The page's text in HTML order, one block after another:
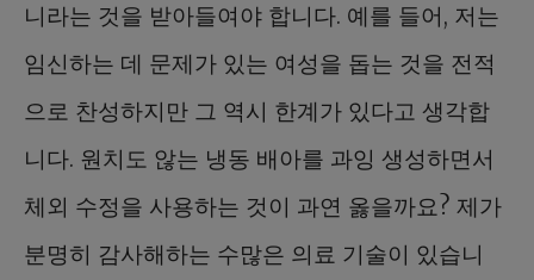
니라는 것을 받아들여야 합니다. 예를 들어, 저는
임신하는 데 문제가 있는 여성을 돕는 것을 전적
으로 찬성하지만 그 역시 한계가 있다고 생각합
니다. 원치도 않는 냉동 배아를 과잉 생성하면서
체외 수정을 사용하는 것이 과연 옳을까요? 제가
분명히 감사해하는 수많은 의료 기술이 있습니